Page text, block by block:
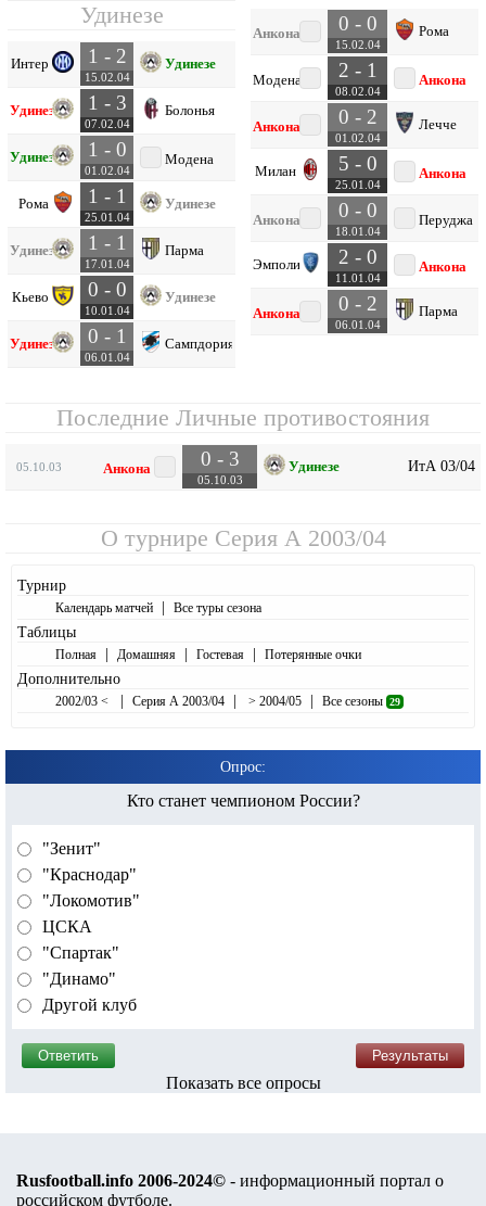
Удинезе
Интер 1 - 2
15.02.04
Удинезе
Удинезе 1 - 3
07.02.04
Болонья
Удинезе 1 - 0
01.02.04
Модена
Рома 1 - 1
25.01.04
Удинезе
Удинезе 1 - 1
17.01.04
Парма
Кьево 0 - 0
10.01.04
Удинезе
Удинезе 0 - 1
06.01.04
Сампдория
Анкона 0 - 0
15.02.04
Рома
Модена 2 - 1
08.02.04
Анкона
Анкона 0 - 2
01.02.04
Лечче
Милан 5 - 0
25.01.04
Анкона
Анкона 0 - 0
18.01.04
Перуджа
Эмполи 2 - 0
11.01.04
Анкона
Анкона 0 - 2
06.01.04
Парма
Последние Личные противостояния
05.10.03 Анкона 0 - 3
05.10.03
Удинезе ИтА 03/04
О турнире Серия А 2003/04
Турнир
Календарь матчей | Все туры сезона
Таблицы
Полная | Домашняя | Гостевая | Потерянные очки
Дополнительно
2002/03 < | Серия А 2003/04 | > 2004/05 | Все сезоны 29
Опрос:
Кто станет чемпионом России?
"Зенит"
"Краснодар"
"Локомотив"
ЦСКА
"Спартак"
"Динамо"
Другой клуб
Показать все опросы
Rusfootball.info 2006-2024© - информационный портал о
российском футболе.